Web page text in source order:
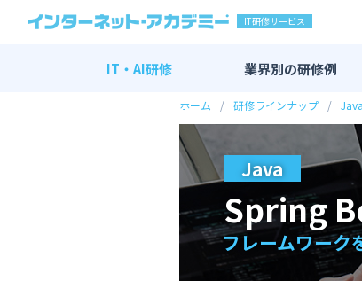
IT研修サービス
IT・AI研修
IT・AI研修 全一覧
新入社員向け研修
業界別の研修例
ホーム 研修ラインナップ
Java
Spring
フレームワーク